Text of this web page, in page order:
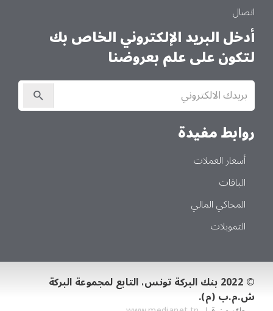
اتصال
أدخل البريد الإلكتروني الخاص بك
لتكون على علم بعروضنا
الاشتراك
في
النشرة
روابط مفيدة
أسعار العملات
الباقات
المحاكي المالي
التمويلات
© 2022 بنك البركة تونس، التابع لمجموعة البركة
ش.م.ب (م).